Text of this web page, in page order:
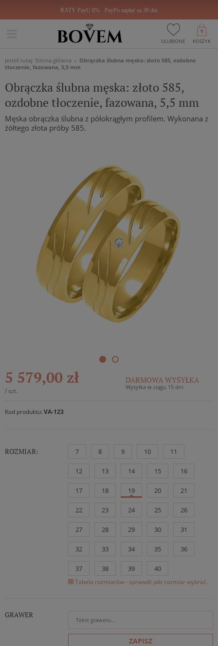
RATY PayU 0% PayPo zapłać za 30 dni
ULUBIONE KOSZYK
0
Jesteś tutaj: Strona główna
Obrączka ślubna męska: złoto 585, ozdobne
tłoczenie, fazowana, 5,5 mm
Obrączka ślubna męska: złoto 585,
ozdobne tłoczenie, fazowana, 5,5 mm
Męska obrączka ślubna z półokrągłym profilem. Wykonana z
żółtego złota próby 585.
5 579,00 zł
/ szt.
DARMOWA WYSYŁKA
Wysyłka w ciągu 15 dni
Kod produktu: VA-123
ROZMIAR: 7 8 9 10 11
12 13 14 15 16
17 18 19 20 21
22 23 24 25 26
27 28 29 30 31
32 33 34 35 36
37 38 39 40
Tabela rozmiarów - sprawdź jaki rozmiar wybrać.
GRAWER
ZAPISZ